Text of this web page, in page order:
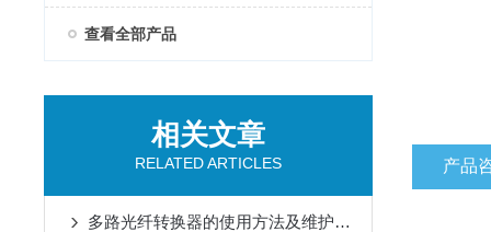
查看全部产品
相关文章
RELATED ARTICLES
多路光纤转换器的使用方法及维护方法
产品